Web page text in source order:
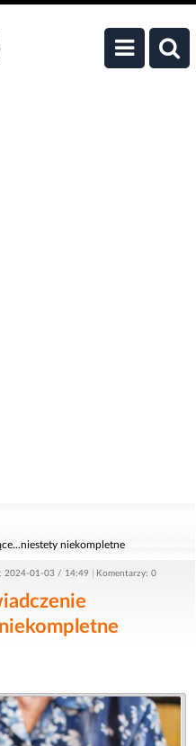
niekompletne
2024-01-03 / 14:49 Komentarzy: 0